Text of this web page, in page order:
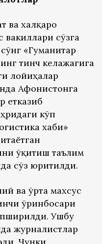
ва халқаро
вакиллари сўзга
«Гуманитар
тинч келажагига
лойиҳалар
Афғонистонга
етказиб
кўп
хаби»
ўқитиш таълим
сўз юритилди.
ва ўрта махсус
ўринбосари
Ушбу
журналистлар
Чунки